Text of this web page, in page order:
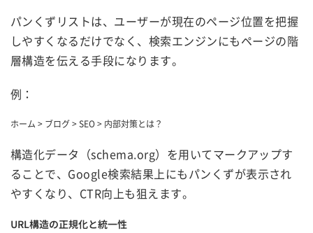
パンくずリストは、ユーザーが現在のページ位置を把握
しやすくなるだけでなく、検索エンジンにもページの階
層構造を伝える手段になります。
例：
ホーム > ブログ > SEO > 内部対策とは？
構造化データ（schema.org）を用いてマークアップす
ることで、Google検索結果上にもパンくずが表示され
やすくなり、CTR向上も狙えます。
URL構造の正規化と統一性